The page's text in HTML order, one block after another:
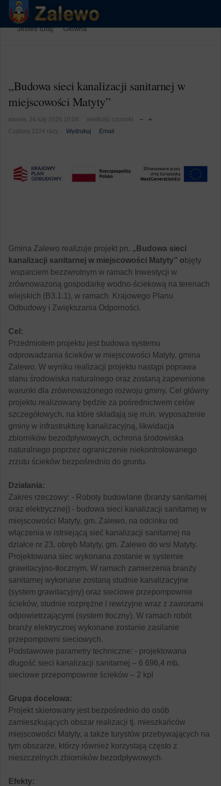
Jesteś tutaj: Główna
„Budowa sieci kanalizacji sanitarnej w
miejscowości Matyty”
wtorek, 24 luty 2026 10:06
wielkość czcionki
Czytany 2224 razy
Wydrukuj Email
Gmina Zalewo realizuje projekt pn. „Budowa sieci
kanalizacji sanitarnej w miejscowości Matyty” o bjęty
wsparciem bezzwrotnym w ramach Inwestycji w
zrównoważoną gospodarkę wodno-ściekową na terenach
wiejskich (B3.1.1), w ramach Krajowego Planu
Odbudowy i Zwiększania Odporności.
Cel:
Przedmiotem projektu jest budowa systemu
odprowadzania ścieków w miejscowości Matyty, gmina
Zalewo. W wyniku realizacji projektu nastąpi poprawa
stanu środowiska naturalnego oraz zostaną zapewnione
warunki dla zrównoważonego rozwoju gminy. Cel główny
projektu realizowany będzie za pośrednictwem celów
szczegółowych, na które składają się m.in. wyposażenie
gminy w infrastrukturę kanalizacyjną, likwidacja
zbiorników bezodpływowych, ochrona środowiska
naturalnego poprzez ograniczenie niekontrolowanego
zrzutu ścieków bezpośrednio do gruntu.
Działania:
Zakres rzeczowy: - Roboty budowlane (branży sanitarnej
oraz elektrycznej) - budowa sieci kanalizacji sanitarnej w
miejscowości Matyty, gm. Zalewo, na odcinku od
włączenia w istniejącą sieć kanalizacji sanitarnej na
działce nr 23, obręb Matyty, gm. Zalewo do wsi Matyty.
Projektowana siec wykonana zostanie w systemie
grawitacyjno-tłocznym. W ramach zamierzenia branży
sanitarnej wykonane zostaną studnie kanalizacyjne
(system grawitacyjny) oraz sieciowe przepompownie
ścieków, studnie rozprężne i rewizyjne wraz z zaworami
odpowietrzającymi (system tłoczny). W ramach robót
branży elektrycznej wykonane zostanie zasilanie
przepompowni sieciowych.
Podstawowe parametry techniczne: - projektowana
długość sieci kanalizacji sanitarnej – 6 696,4 mb,
sieciowe przepompownie ścieków – 2 kpl
Grupa docelowa:
Projekt skierowany jest bezpośrednio do osób
zamieszkujących obszar realizacji tj. mieszkańców
miejscowości Matyty, a także turystów przebywających na
tym obszarze, którzy również korzystają często z
nieszczelnych zbiorników bezodpływowych.
Efekty: